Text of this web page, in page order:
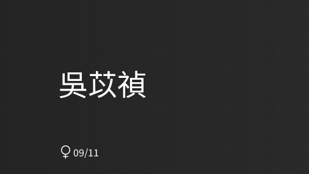
吳苡禎
09/11